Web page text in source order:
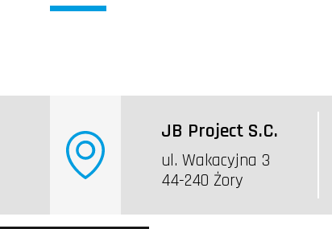
JB Project S.C.
ul. Wakacyjna 3
44-240 Żory